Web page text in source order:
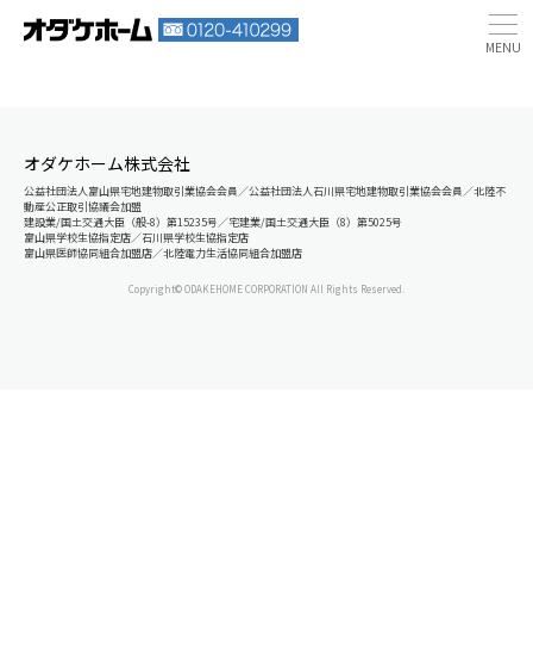
オダケホーム株式会社
公益社団法人富山県宅地建物取引業協会会員／公益社団法人石川県宅地建物取引業協会会員／北陸不
動産公正取引協議会加盟
建設業/国土交通大臣（般-8）第15235号／宅建業/国土交通大臣（8）第5025号
富山県学校生協指定店／石川県学校生協指定店
富山県医師協同組合加盟店／北陸電力生活協同組合加盟店
Copyright© ODAKEHOME CORPORATION All Rights Reserved.